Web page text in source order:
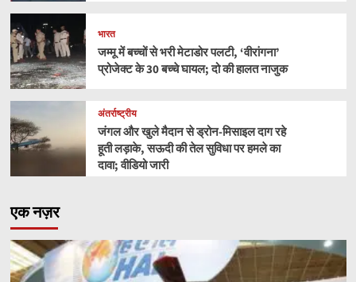
भारत
जम्मू में बच्चों से भरी मेटाडोर पलटी, ‘वीरांगना’
प्रोजेक्ट के 30 बच्चे घायल; दो की हालत नाजुक
अंतर्राष्ट्रीय
जंगल और खुले मैदान से ड्रोन-मिसाइल दाग रहे
हूती लड़ाके, सऊदी की तेल सुविधा पर हमले का
दावा; वीडियो जारी
एक नज़र